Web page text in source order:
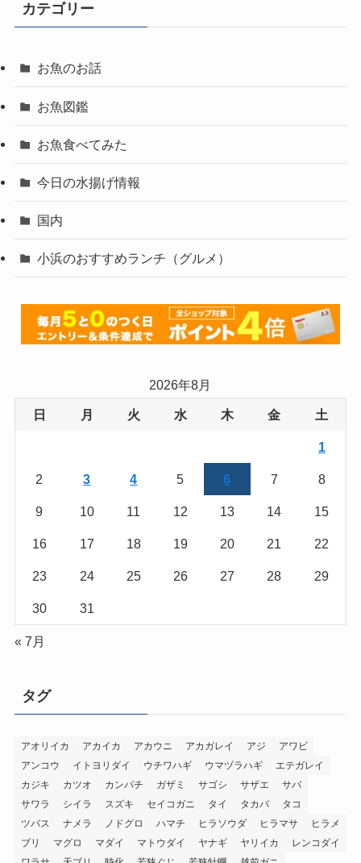
カテゴリー
お魚のお話
お魚図鑑
お魚食べてみた
今日の水揚げ情報
国内
小浜のおすすめランチ（グルメ）
2026年8月
日 月 火 水 木 金 土
1
2 3 4 5 6 7 8
9 10 11 12 13 14 15
16 17 18 19 20 21 22
23 24 25 26 27 28 29
30 31
« 7月
タグ
アオリイカ アカイカ アカウニ アカガレイ アジ
アワビ
アンコウ
イトヨリダイ ウチワハギ ウマヅラハギ
エテガレイ
カジキ
カツオ カンパチ ガザミ サゴシ サザエ
サバ
サワラ
シイラ スズキ セイコガニ タイ タカバ
タコ
ツバス
ナメラ ノドグロ ハマチ ヒラソウダ ヒラマサ
ヒラメ
ブリ
マグロ マダイ マトウダイ ヤナギ ヤリイカ
レンコダイ